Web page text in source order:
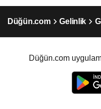
Düğün.com Gelinlik
Düğün.com